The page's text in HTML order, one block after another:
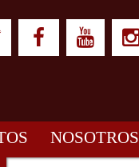
NOSOTROS